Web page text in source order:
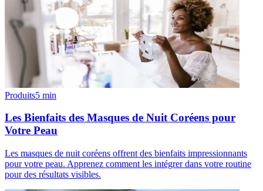
Produits5 min
Les Bienfaits des Masques de Nuit Coréens pour
Votre Peau
Les masques de nuit coréens offrent des bienfaits impressionnants
pour votre peau. Apprenez comment les intégrer dans votre routine
pour des résultats visibles.